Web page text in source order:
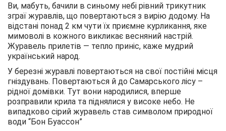
Ви, мабуть, бачили в синьому небі рівний трикутник
зграї журавлів, що повертаються з вирію додому. На
відстані понад 2 км чути їх приємне курликання, яке
мимоволі в кожного викликає весняний настрій.
Журавель прилетів — тепло приніс, каже мудрий
український народ.
У березні журавлі повертаються на свої постійні місця
гніздувань. Повертаються й до Самарського лісу –
рідної домівки. Тут вони народилися, вперше
розправили крила та піднялися у високе небо. Не
випадково сірий журавель став символом природної
води “Бон Буассон”